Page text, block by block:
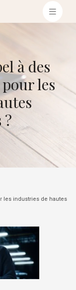
à des
les
les industries de hautes